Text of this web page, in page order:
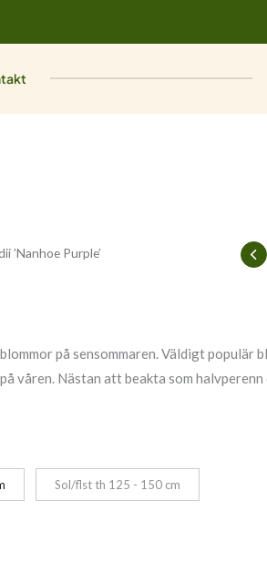
’Nanhoe Purple’
på sensommaren. Väldigt populär
våren. Nästan att beakta som halvperenn
Sol/flst th 125 - 150 cm